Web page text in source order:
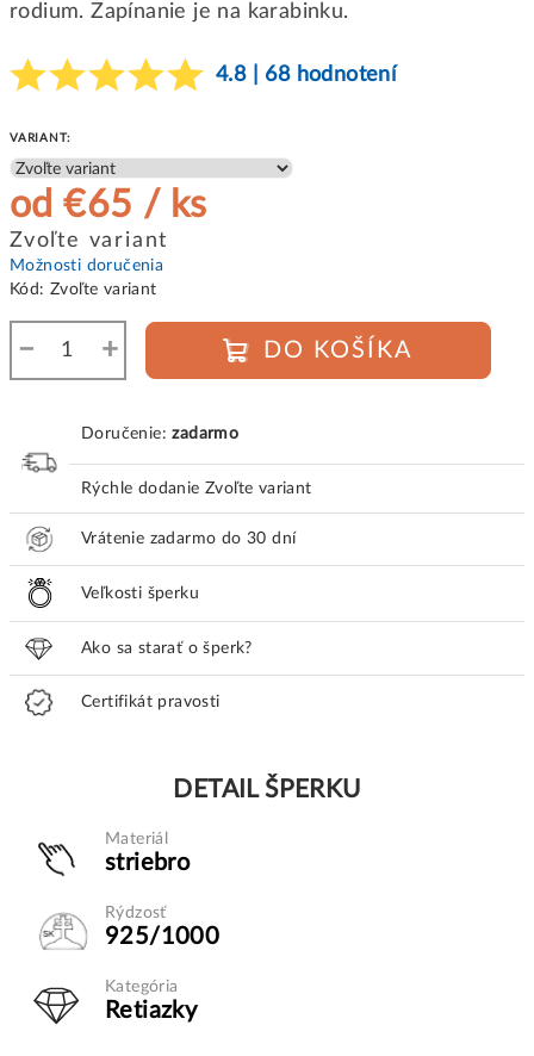
rodium. Zapínanie je na karabinku.
4.8 | 68 hodnotení
VARIANT:
od€65 / ks
Jednotková
cena:
Zvoľte variant
Možnosti doručenia
Kód: Zvoľte variant
+
− DO KOŠÍKA
Doručenie:zadarmo
Rýchle dodanie Zvoľte variant
Vrátenie zadarmo do 30 dní
Veľkosti šperku
Ako sa starať o šperk?
Certifikát pravosti
DETAIL ŠPERKU
Materiál
striebro
Rýdzosť
925/1000
Kategória
Retiazky